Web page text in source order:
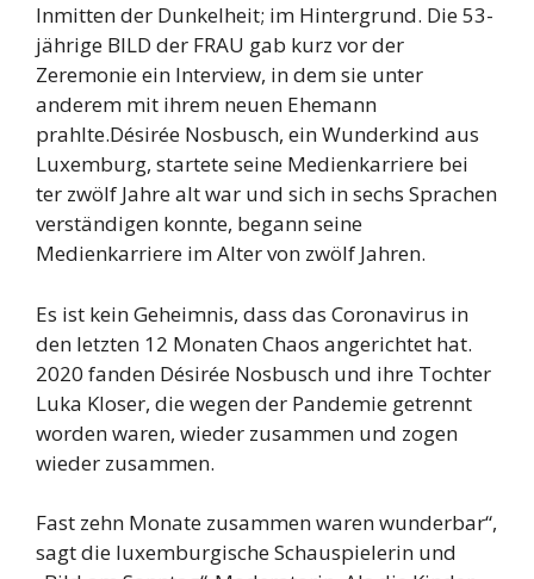
Inmitten der Dunkelheit; im Hintergrund. Die 53-
jährige BILD der FRAU gab kurz vor der
Zeremonie ein Interview, in dem sie unter
anderem mit ihrem neuen Ehemann
prahlte.Désirée Nosbusch, ein Wunderkind aus
Luxemburg, startete seine Medienkarriere bei
ter zwölf Jahre alt war und sich in sechs Sprachen
verständigen konnte, begann seine
Medienkarriere im Alter von zwölf Jahren.
Es ist kein Geheimnis, dass das Coronavirus in
den letzten 12 Monaten Chaos angerichtet hat.
2020 fanden Désirée Nosbusch und ihre Tochter
Luka Kloser, die wegen der Pandemie getrennt
worden waren, wieder zusammen und zogen
wieder zusammen.
Fast zehn Monate zusammen waren wunderbar“,
sagt die luxemburgische Schauspielerin und